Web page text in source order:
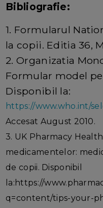
Bibliografie:
1. Formularul
la copii. Editia 36,
2. Organizatia
Formular model
Disponibil la:
https://www.who.int/
Accesat August 2010.
3. UK Pharmacy
medicamentelor:
de copii. Disponibil
la:https://
q=content/tips-your-